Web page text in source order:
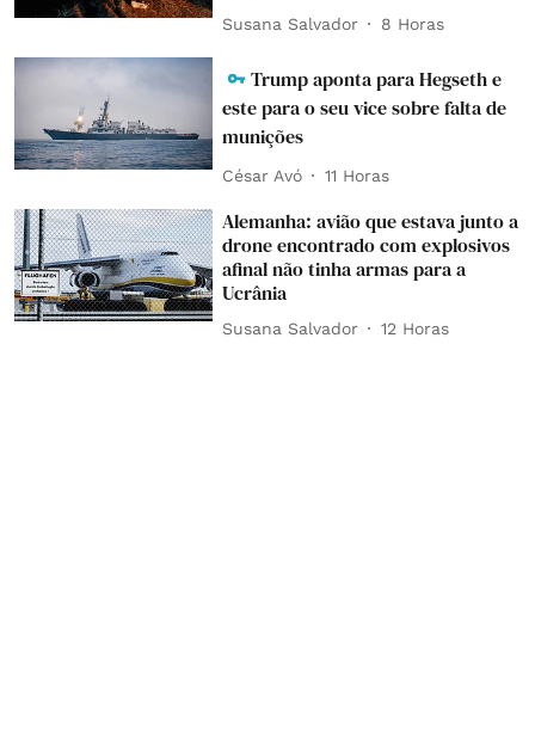
Susana Salvador 8 Horas
Trump aponta para Hegseth e
este para o seu vice sobre falta de
munições
César Avó 11 Horas
Alemanha: avião que estava junto a
drone encontrado com explosivos
afinal não tinha armas para a
Ucrânia
Susana Salvador 12 Horas